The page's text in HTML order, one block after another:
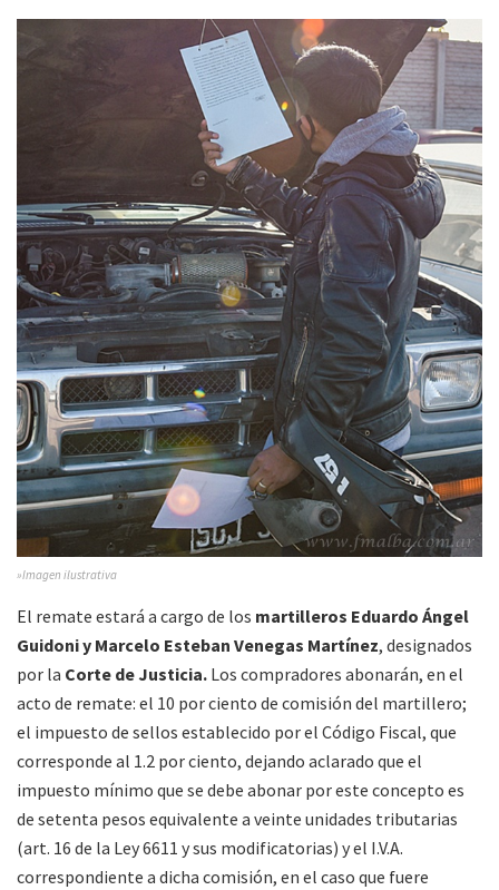
»Imagen ilustrativa
El remate estará a cargo de los martilleros Eduardo Ángel
Guidoni y Marcelo Esteban Venegas Martínez, designados
por la Corte de Justicia. Los compradores abonarán, en el
acto de remate: el 10 por ciento de comisión del martillero;
el impuesto de sellos establecido por el Código Fiscal, que
corresponde al 1.2 por ciento, dejando aclarado que el
impuesto mínimo que se debe abonar por este concepto es
de setenta pesos equivalente a veinte unidades tributarias
(art. 16 de la Ley 6611 y sus modificatorias) y el I.V.A.
correspondiente a dicha comisión, en el caso que fuere